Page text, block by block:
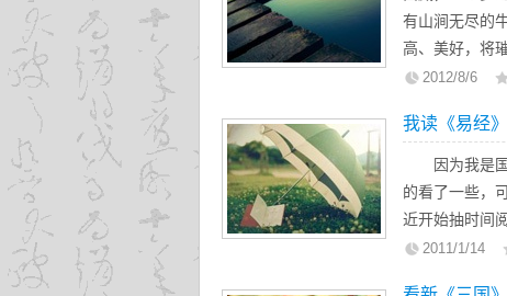
有山涧无尽的
高、美好，将
花，美而不娇
山泉，在为你
次见你，就好
不卑不亢，将
2012/8/6
我读《易经
因为我是国
的看了一些，
近开始抽时间
文化的总起源
2011/1/14